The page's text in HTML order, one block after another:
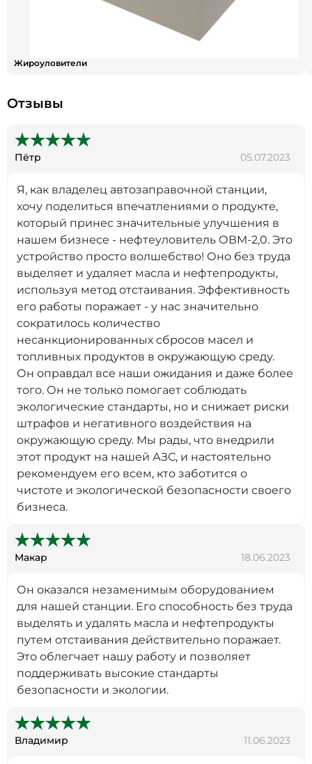
Жироуловители
Отзывы
Пётр 05.07.2023
Я, как владелец автозаправочной станции,
хочу поделиться впечатлениями о продукте,
который принес значительные улучшения в
нашем бизнесе - нефтеуловитель ОВМ-2,0. Это
устройство просто волшебство! Оно без труда
выделяет и удаляет масла и нефтепродукты,
используя метод отстаивания. Эффективность
его работы поражает - у нас значительно
сократилось количество
несанкционированных сбросов масел и
топливных продуктов в окружающую среду.
Он оправдал все наши ожидания и даже более
того. Он не только помогает соблюдать
экологические стандарты, но и снижает риски
штрафов и негативного воздействия на
окружающую среду. Мы рады, что внедрили
этот продукт на нашей АЗС, и настоятельно
рекомендуем его всем, кто заботится о
чистоте и экологической безопасности своего
бизнеса.
Макар 18.06.2023
Он оказался незаменимым оборудованием
для нашей станции. Его способность без труда
выделять и удалять масла и нефтепродукты
путем отстаивания действительно поражает.
Это облегчает нашу работу и позволяет
поддерживать высокие стандарты
безопасности и экологии.
Владимир 11.06.2023